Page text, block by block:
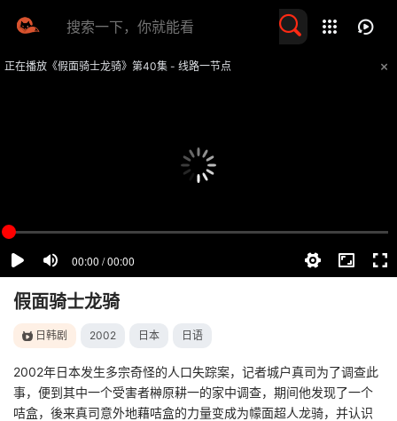
正在播放《假面骑士龙骑》第40集 - 线路一节点
假面骑士龙骑
日韩剧 2002 日本 日语
2002年日本发生多宗奇怪的人口失踪案，记者城户真司为了调查此
事，便到其中一个受害者榊原耕一的家中调查，期间他发现了一个
咭盒，後来真司意外地藉咭盒的力量变成为幪面超人龙骑，并认识